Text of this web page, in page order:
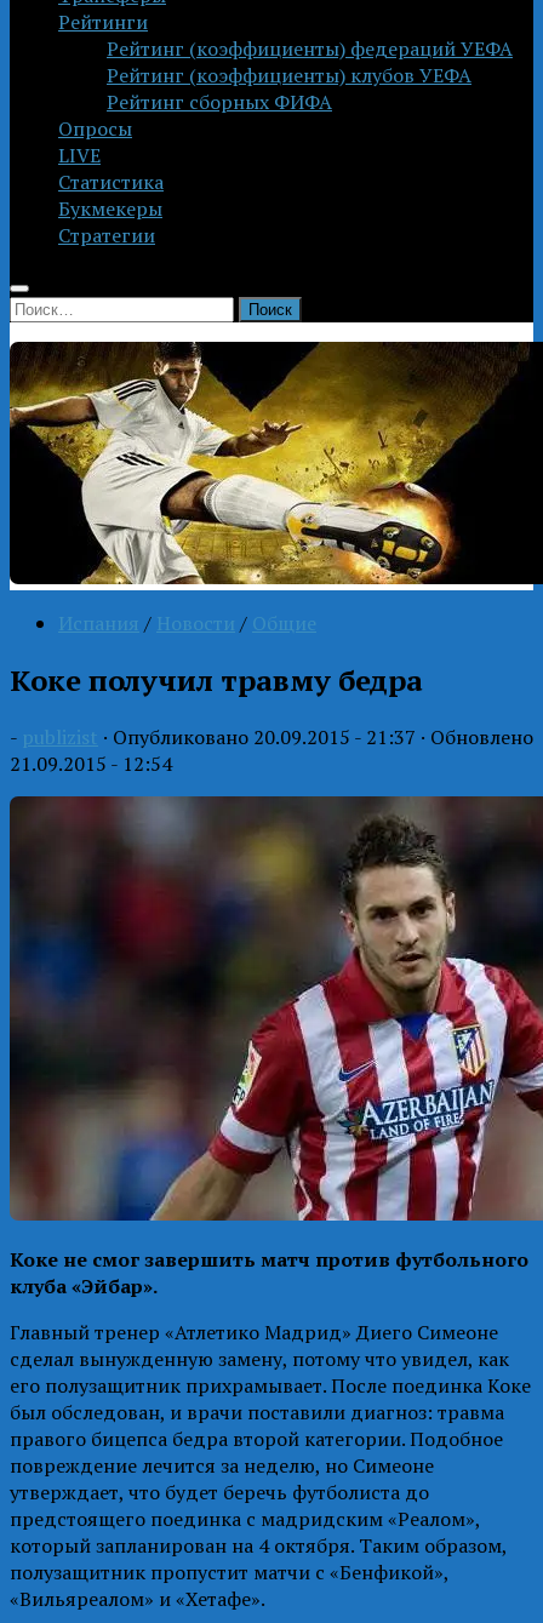
Рейтинги
Рейтинг (коэффициенты) федераций УЕФА
Рейтинг (коэффициенты) клубов УЕФА
Рейтинг сборных ФИФА
Опросы
LIVE
Статистика
Букмекеры
Стратегии
Найти:
Испания / Новости / Общие
Коке получил травму бедра
- publizist · Опубликовано 20.09.2015 - 21:37 · Обновлено
21.09.2015 - 12:54
Коке не смог завершить матч против футбольного
клуба «Эйбар».
Главный тренер «Атлетико Мадрид» Диего Симеоне
сделал вынужденную замену, потому что увидел, как
его полузащитник прихрамывает. После поединка Коке
был обследован, и врачи поставили диагноз: травма
правого бицепса бедра второй категории. Подобное
повреждение лечится за неделю, но Симеоне
утверждает, что будет беречь футболиста до
предстоящего поединка с мадридским «Реалом»,
который запланирован на 4 октября. Таким образом,
полузащитник пропустит матчи с «Бенфикой»,
«Вильяреалом» и «Хетафе».